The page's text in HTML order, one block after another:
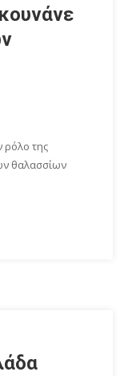
ρόλο της
θαλασσίων